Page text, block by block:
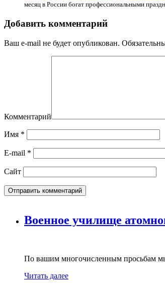
месяц в России богат профессиональными
Добавить комментарий
Ваш e-mail не будет опубликован.
Комментарий
Имя *
E-mail *
Сайт
Военное училище
По вашим многочисленным просьбам
Читать далее